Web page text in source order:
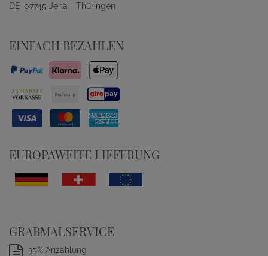
DE-07745 Jena - Thüringen
EINFACH BEZAHLEN
EUROPAWEITE LIEFERUNG
GRABMALSERVICE
35% Anzahlung